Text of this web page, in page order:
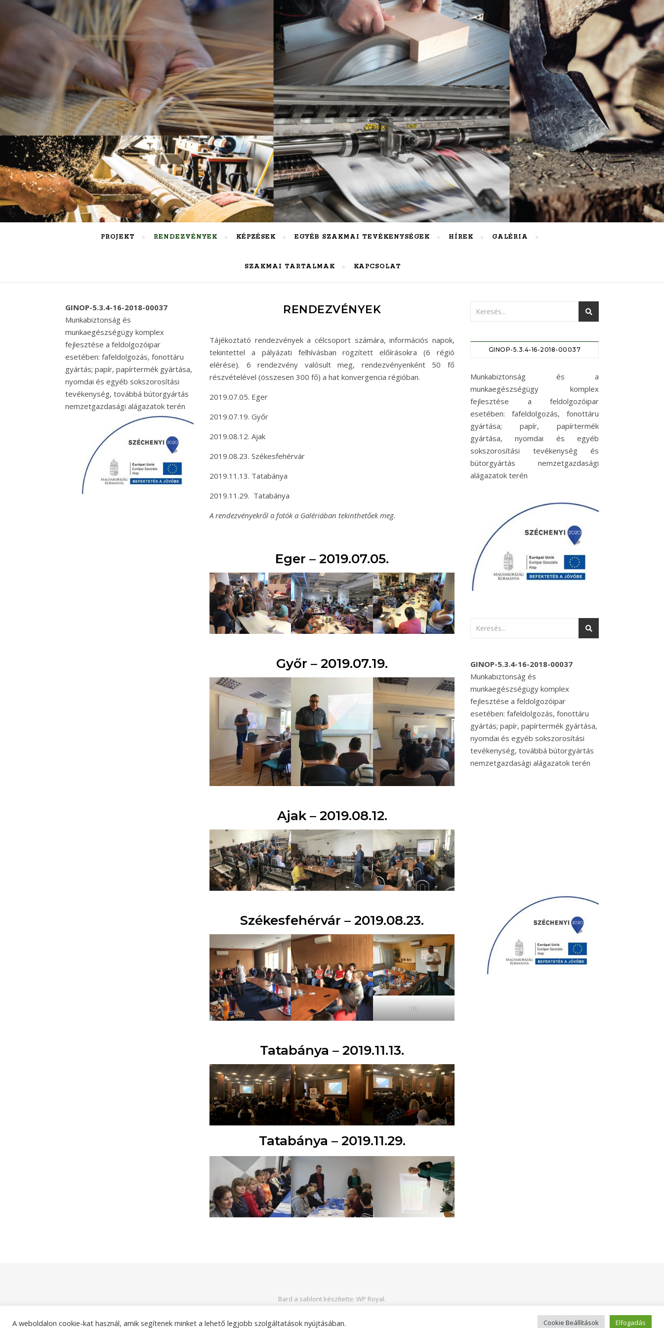
PROJEKT RENDEZVÉNYEK KÉPZÉSEK EGYÉB SZAKMAI TEVÉKENYSÉGEK HÍREK GALÉRIA
SZAKMAI TARTALMAK KAPCSOLAT
GINOP-5.3.4-16-2018-00037
Munkabiztonság és
munkaegészségügy komplex
fejlesztése a feldolgozóipar
esetében: fafeldolgozás, fonottáru
gyártás; papír, papírtermék gyártása,
nyomdai és egyéb sokszorosítási
tevékenység, továbbá bútorgyártás
nemzetgazdasági alágazatok terén
RENDEZVÉNYEK
Tájékoztató rendezvények a célcsoport számára, információs napok,
tekintettel a pályázati felhívásban rögzített előírásokra (6 régió
elérése). 6 rendezvény valósult meg, rendezvényenként 50 fő
részvételével (összesen 300 fő) a hat konvergencia régióban.
2019.07.05. Eger
2019.07.19. Győr
2019.08.12. Ajak
2019.08.23. Székesfehérvár
2019.11.13. Tatabánya
2019.11.29. Tatabánya
A rendezvényekről a fotók a Galériában tekinthetőek meg.
Eger – 2019.07.05.
Győr – 2019.07.19.
Ajak – 2019.08.12.
Székesfehérvár – 2019.08.23.
rpt
Tatabánya – 2019.11.13.
Tatabánya – 2019.11.29.
GINOP-5.3.4-16-2018-00037
Munkabiztonság és a
munkaegészségügy komplex
fejlesztése a feldolgozóipar
esetében: fafeldolgozás, fonottáru
gyártása; papír, papírtermék
gyártása, nyomdai és egyéb
sokszorosítási tevékenység és
bútorgyártás nemzetgazdasági
alágazatok terén
GINOP-5.3.4-16-2018-00037
Munkabiztonság és
munkaegészségügy komplex
fejlesztése a feldolgozóipar
esetében: fafeldolgozás, fonottáru
gyártás; papír, papírtermék gyártása,
nyomdai és egyéb sokszorosítási
tevékenység, továbbá bútorgyártás
nemzetgazdasági alágazatok terén
Bard a sablont készítette: WP Royal.
A weboldalon cookie-kat használ, amik segítenek minket a lehető legjobb szolgáltatások nyújtásában. Cookie Beállítások Elfogadás